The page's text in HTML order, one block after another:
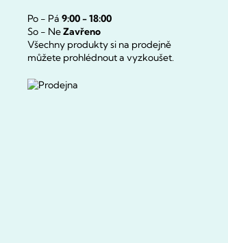
Po - Pá 9:00 - 18:00
So - NeZavřeno
Všechny produkty si na prodejně
můžete prohlédnout a vyzkoušet.